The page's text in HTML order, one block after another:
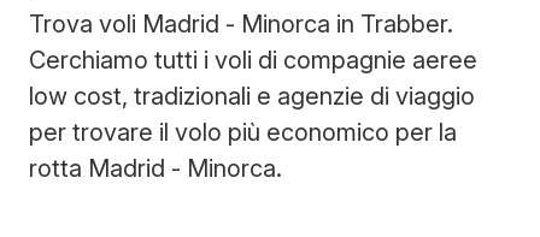
Trova voli Madrid - Minorca in Trabber.
Cerchiamo tutti i voli di compagnie aeree
low cost, tradizionali e agenzie di viaggio
per trovare il volo più economico per la
rotta Madrid - Minorca.